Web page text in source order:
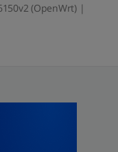
(OpenWrt) |